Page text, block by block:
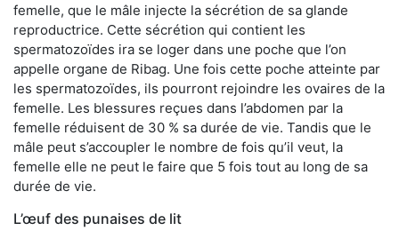
femelle, que le mâle injecte la sécrétion de sa glande
reproductrice. Cette sécrétion qui contient les
spermatozoïdes ira se loger dans une poche que l’on
appelle organe de Ribag. Une fois cette poche atteinte par
les spermatozoïdes, ils pourront rejoindre les ovaires de la
femelle. Les blessures reçues dans l’abdomen par la
femelle réduisent de 30 % sa durée de vie. Tandis que le
mâle peut s’accoupler le nombre de fois qu’il veut, la
femelle elle ne peut le faire que 5 fois tout au long de sa
durée de vie.
L’œuf des punaises de lit